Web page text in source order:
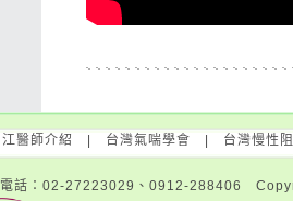
江醫師介紹 台灣氣喘學會 台灣慢性
電話：02-27223029、0912-288406